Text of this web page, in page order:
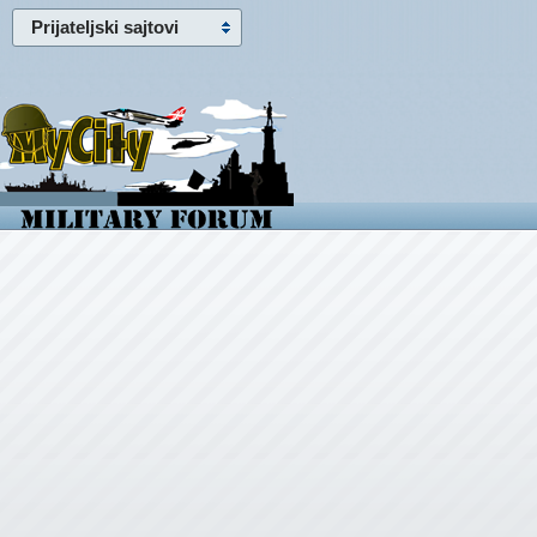
Prijateljski sajtovi